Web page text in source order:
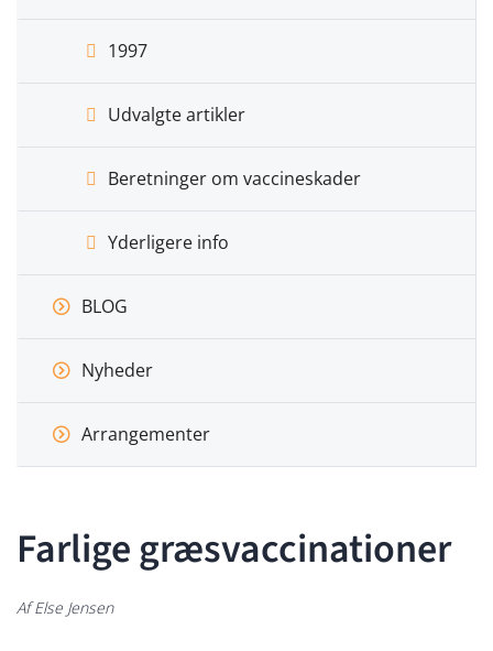
1997
Udvalgte artikler
Beretninger om vaccineskader
Yderligere info
BLOG
Nyheder
Arrangementer
Farlige græsvaccinationer
Af Else Jensen